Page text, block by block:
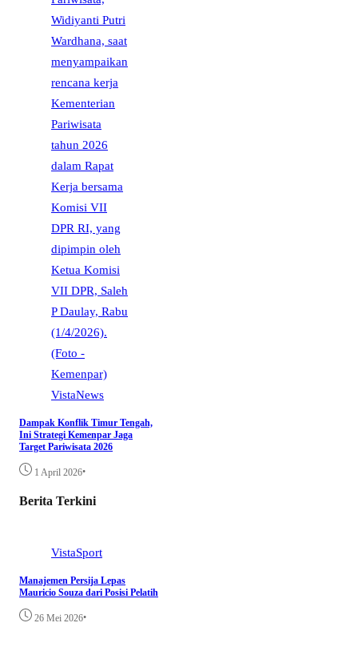
VistaNews
Dampak Konflik Timur Tengah,
Ini Strategi Kemenpar Jaga
Target Pariwisata 2026
1 April 2026•
Berita Terkini
VistaSport
Manajemen Persija Lepas
Mauricio Souza dari Posisi Pelatih
26 Mei 2026•